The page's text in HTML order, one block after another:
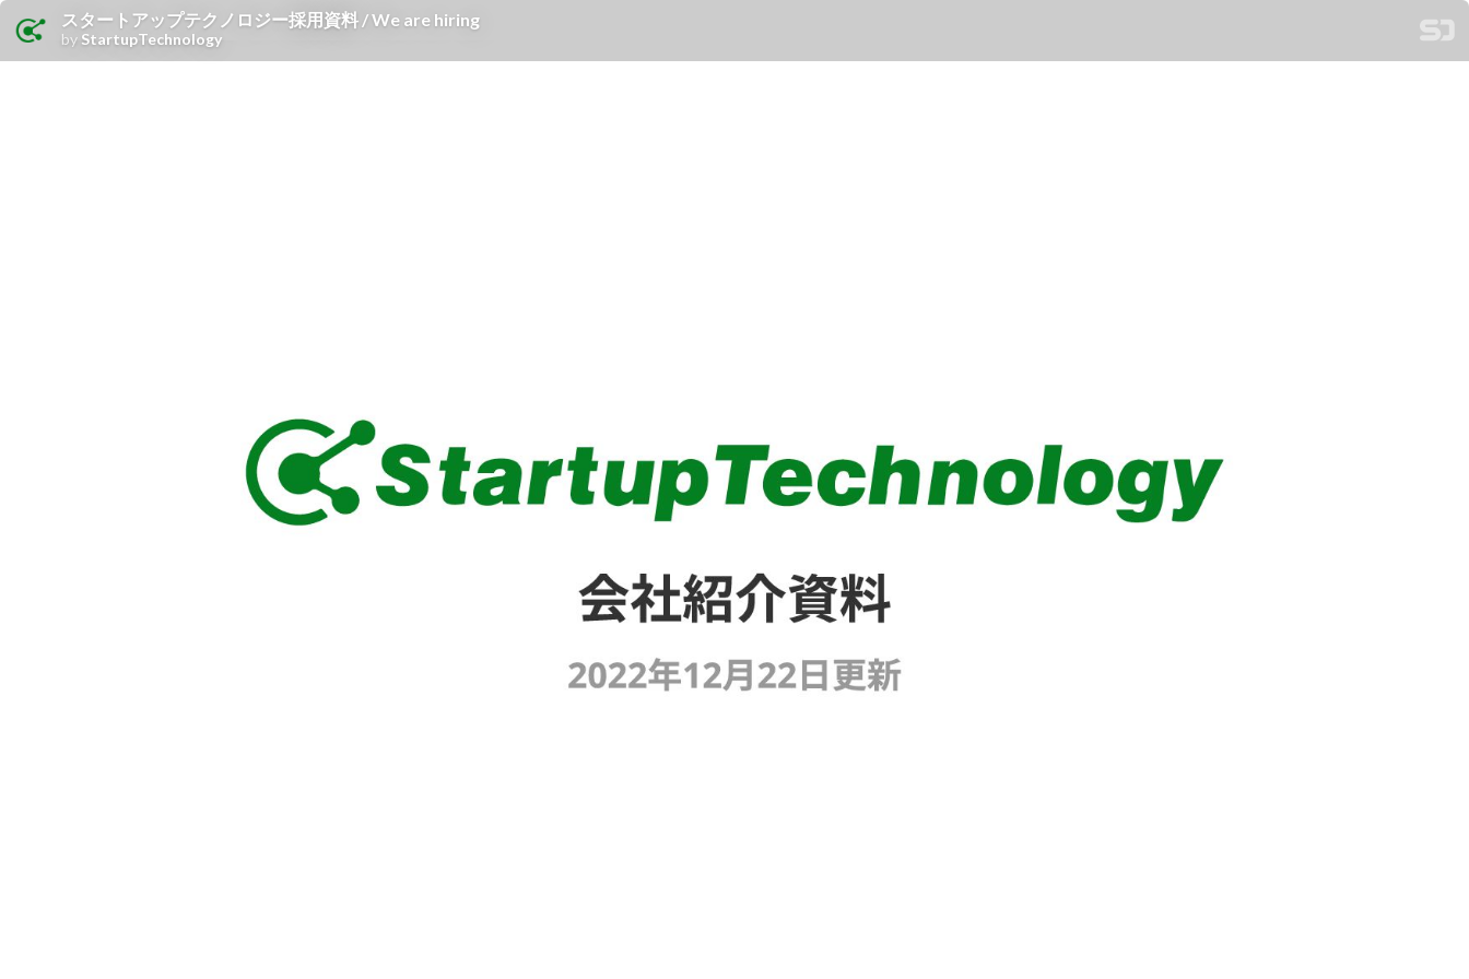
スタートアップテクノロジー採用資料 / We are hiring
by StartupTechnology